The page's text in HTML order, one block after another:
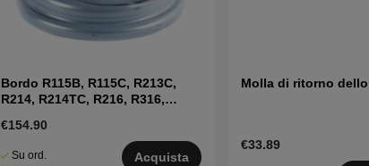
Bordo R115B, R115C, R213C,
R214, R214TC, R216, R316,
€154.90
Su ord.
Acquista
Molla di ritorno
€33.89